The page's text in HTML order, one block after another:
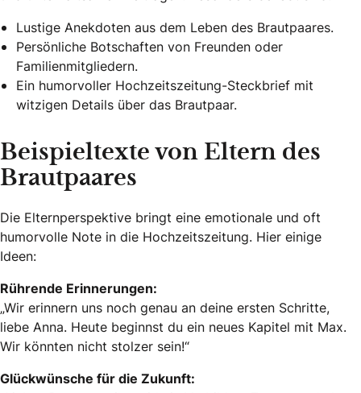
Lustige Anekdoten aus dem Leben des Brautpaares.
Persönliche Botschaften von Freunden oder
Familienmitgliedern.
Ein humorvoller Hochzeitszeitung-Steckbrief mit
witzigen Details über das Brautpaar.
Beispieltexte von Eltern des
Brautpaares
Die Elternperspektive bringt eine emotionale und oft
humorvolle Note in die Hochzeitszeitung. Hier einige
Ideen:
Rührende Erinnerungen:
„Wir erinnern uns noch genau an deine ersten Schritte,
liebe Anna. Heute beginnst du ein neues Kapitel mit Max.
Wir könnten nicht stolzer sein!“
Glückwünsche für die Zukunft: